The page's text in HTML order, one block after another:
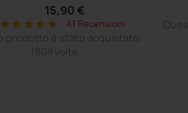
15,90 €
star star star star star 41 Recensioni